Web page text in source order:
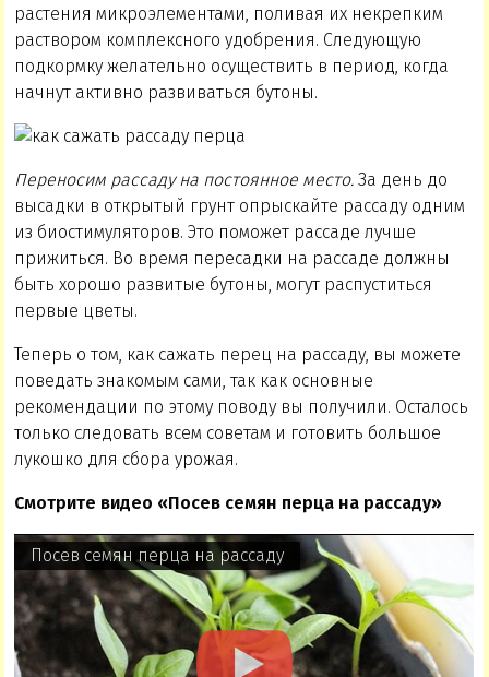
растения микроэлементами, поливая их некрепким
раствором комплексного удобрения. Следующую
подкормку желательно осуществить в период, когда
начнут активно развиваться бутоны.
Переносим рассаду на постоянное место. За день до
высадки в открытый грунт опрыскайте рассаду одним
из биостимуляторов. Это поможет рассаде лучше
прижиться. Во время пересадки на рассаде должны
быть хорошо развитые бутоны, могут распуститься
первые цветы.
Теперь о том, как сажать перец на рассаду, вы можете
поведать знакомым сами, так как основные
рекомендации по этому поводу вы получили. Осталось
только следовать всем советам и готовить большое
лукошко для сбора урожая.
Смотрите видео «Посев семян перца на рассаду»
Посев семян перца на рассаду